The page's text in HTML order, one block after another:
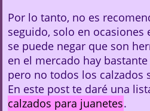
Por lo tanto, no es
seguido, solo en ocasiones
se puede negar que son
en el mercado hay
pero no todos los calzados
En este post te daré una
calzados para juanetes.